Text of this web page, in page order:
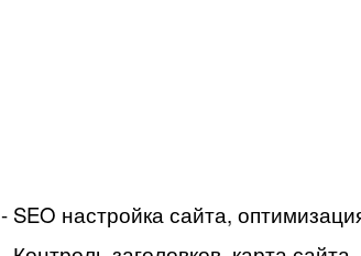
- SEO настройка сайта,